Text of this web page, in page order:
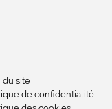
du site
de confidentialité